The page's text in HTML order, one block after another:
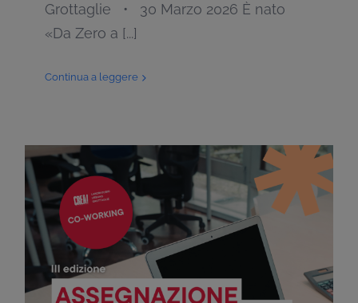
Grottaglie • 30 Marzo 2026 È nato
«Da Zero a [...]
Continua a leggere